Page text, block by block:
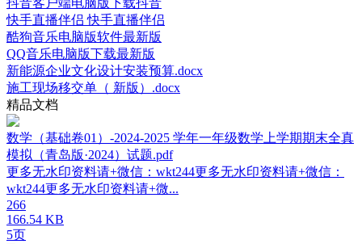
抖音客户端电脑版下载抖音
快手直播伴侣 快手直播伴侣
酷狗音乐电脑版软件最新版
QQ音乐电脑版下载最新版
新能源企业文化设计安装预算.docx
施工现场移交单（ 新版）.docx
精品文档
数学（基础卷01）-2024-2025 学年一年级数学上学期期末全真
模拟（青岛版·2024）试题.pdf
更多无水印资料请+微信：wkt244更多无水印资料请+微信：
wkt244更多无水印资料请+微...
266
166.54 KB
5页